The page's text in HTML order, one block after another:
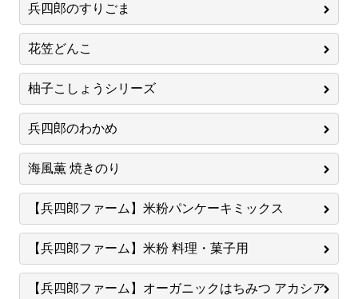
兵四郎のすりごま
花笠どんこ
柚子こしょうシリーズ
兵四郎のわかめ
海風薫 焼きのり
【兵四郎ファーム】米粉パンケーキミックス
【兵四郎ファーム】米粉 料理・菓子用
【兵四郎ファーム】オーガニックはちみつ アカシア